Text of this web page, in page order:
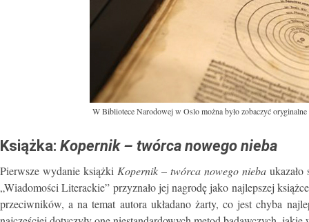
W Bibliotece Narodowej w Oslo można było zobaczyć
Książka: Kopernik – twórca nowego nieba
Pierwsze wydanie książki Kopernik – twórca nowego nieba
„Wiadomości Literackie” przyznało jej nagrodę jako najlepszej
przeciwników, a na temat autora układano żarty, co jest chyba